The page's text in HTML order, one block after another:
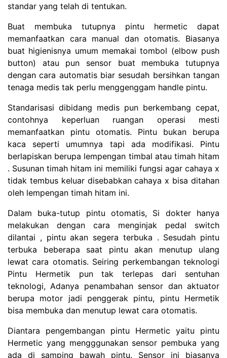
standar yang telah di tentukan.
Buat membuka tutupnya pintu hermetic dapat
memanfaatkan cara manual dan otomatis. Biasanya
buat higienisnya umum memakai tombol (elbow push
button) atau pun sensor buat membuka tutupnya
dengan cara automatis biar sesudah bersihkan tangan
tenaga medis tak perlu menggenggam handle pintu.
Standarisasi dibidang medis pun berkembang cepat,
contohnya keperluan ruangan operasi mesti
memanfaatkan pintu otomatis. Pintu bukan berupa
kaca seperti umumnya tapi ada modifikasi. Pintu
berlapiskan berupa lempengan timbal atau timah hitam
. Susunan timah hitam ini memiliki fungsi agar cahaya x
tidak tembus keluar disebabkan cahaya x bisa ditahan
oleh lempengan timah hitam ini.
Dalam buka-tutup pintu otomatis, Si dokter hanya
melakukan dengan cara menginjak pedal switch
dilantai , pintu akan segera terbuka . Sesudah pintu
terbuka beberapa saat pintu akan menutup ulang
lewat cara otomatis. Seiring perkembangan teknologi
Pintu Hermetik pun tak terlepas dari sentuhan
teknologi, Adanya penambahan sensor dan aktuator
berupa motor jadi penggerak pintu, pintu Hermetik
bisa membuka dan menutup lewat cara otomatis.
Diantara pengembangan pintu Hermetic yaitu pintu
Hermetic yang mengggunakan sensor pembuka yang
ada di samping bawah pintu. Sensor ini biasanya